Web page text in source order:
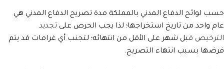
حسب لوائح الدفاع المدني بالمملكة مدة تصريح الدفاع المدني هي
عام واحد من تاريخ استخراجها؛ لذا يجب الحرص على تجديد
الترخيص قبل شهر على الأقل من انتهائه؛ لتجنب أي غرامات قد يتم
فرضها بسبب انتهاء التصريح.